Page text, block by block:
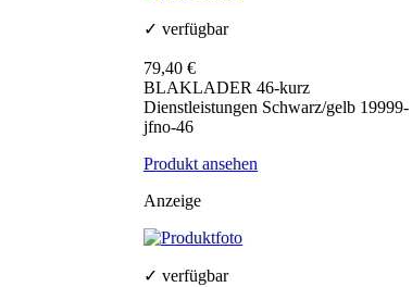
✓ verfügbar
79,40 €
BLAKLADER 46-kurz
Dienstleistungen Schwarz/gelb 19999-
jfno-46
Produkt ansehen
Anzeige
✓ verfügbar